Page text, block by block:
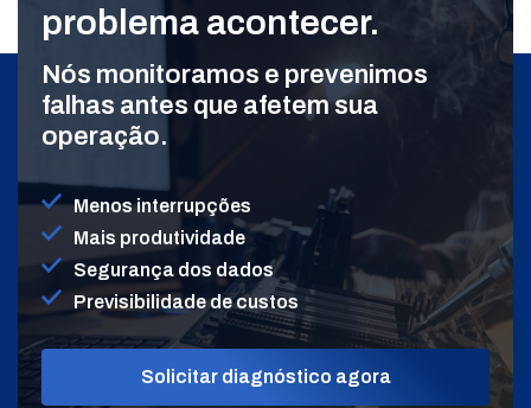
problema acontecer.
Nós monitoramos e prevenimos
falhas antes que afetem sua
operação.
Menos interrupções
Mais produtividade
Segurança dos dados
Previsibilidade de custos
Solicitar diagnóstico agora